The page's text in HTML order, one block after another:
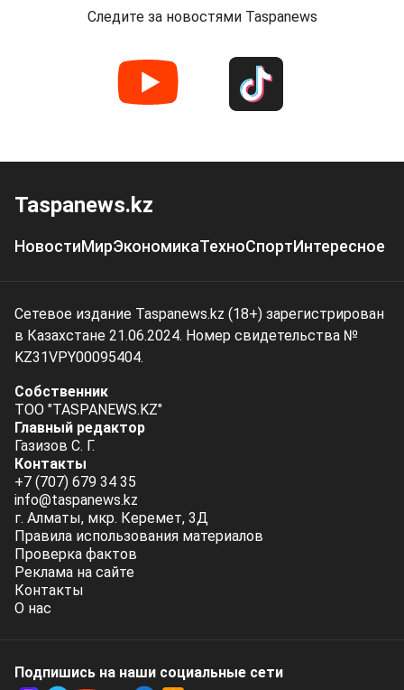
Следите за новостями Taspanews
Taspanews.kz
НовостиМирЭкономикаТехноСпортИнтересное
Сетевое издание Taspanews.kz (18+) зарегистрирован
в Казахстане 21.06.2024. Номер свидетельства №
KZ31VPY00095404.
Собственник
ТОО "TASPANEWS.KZ"
Главный редактор
Газизов С. Г.
Контакты
+7 (707) 679 34 35
info@taspanews.kz
г. Алматы, мкр. Керемет, 3Д
Правила использования материалов
Проверка фактов
Реклама на сайте
Контакты
О нас
Подпишись на наши социальные cети